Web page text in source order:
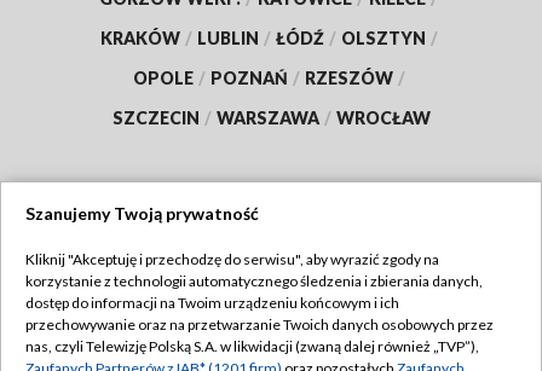
KRAKÓW / LUBLIN / ŁÓDŹ / OLSZTYN /
OPOLE / POZNAŃ / RZESZÓW /
SZCZECIN / WARSZAWA / WROCŁAW
TVP
Abonament TVP
Emisja w TVP
Regulamin TVP
Szanujemy Twoją prywatność
Kliknij "Akceptuję i przechodzę do serwisu", aby wyrazić zgody na
korzystanie z technologii automatycznego śledzenia i zbierania danych,
dostęp do informacji na Twoim urządzeniu końcowym i ich
przechowywanie oraz na przetwarzanie Twoich danych osobowych przez
nas, czyli Telewizję Polską S.A. w likwidacji (zwaną dalej również „TVP”),